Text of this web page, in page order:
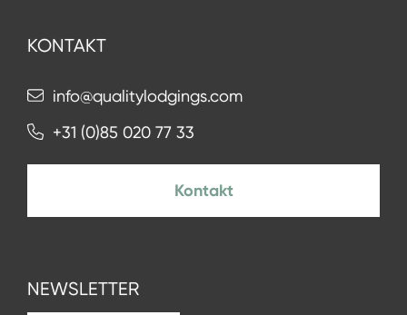
KONTAKT
info@qualitylodgings.com
+31 (0)85 020 77 33
Kontakt
NEWSLETTER